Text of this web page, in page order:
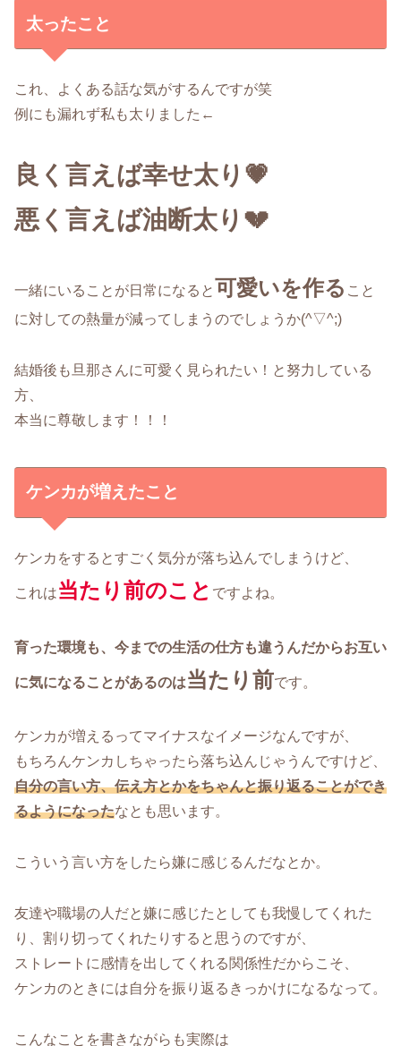
太ったこと
これ、よくある話な気がするんですが笑
例にも漏れず私も太りました←
良く言えば幸せ太り💗
悪く言えば油断太り💔
一緒にいることが日常になると可愛いを作る こと
に対しての熱量が減ってしまうのでしょうか(^▽^;)
結婚後も旦那さんに可愛く見られたい！と努力している
方、
本当に尊敬します！！！
ケンカが増えたこと
ケンカをするとすごく気分が落ち込んでしまうけど、
これは当たり前のこと ですよね。
育った環境も、今までの生活の仕方も違うんだからお互い
に気になることがあるのは当たり前です。
ケンカが増えるってマイナスなイメージなんですが、
もちろんケンカしちゃったら落ち込んじゃうんですけど、
自分の言い方、伝え方とかをちゃんと振り返ることができ
るようになったなとも思います。
こういう言い方をしたら嫌に感じるんだなとか。
友達や職場の人だと嫌に感じたとしても我慢してくれた
り、割り切ってくれたりすると思うのですが、
ストレートに感情を出してくれる関係性だからこそ、
ケンカのときには自分を振り返るきっかけになるなって。
こんなことを書きながらも実際は